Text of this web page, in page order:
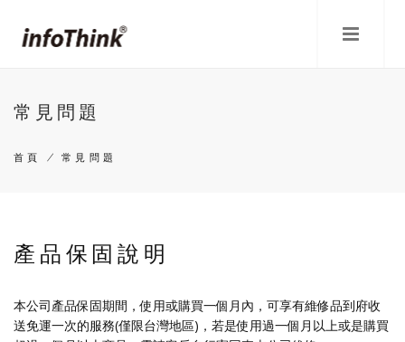
常見問題
連
結
首頁 /常見問題
產品保固說明
本公司產品保固期間，使用或購買一個月內，可享有維修品到府收
送免運一次的服務(僅限台灣地區)，若是使用過一個月以上或是購買